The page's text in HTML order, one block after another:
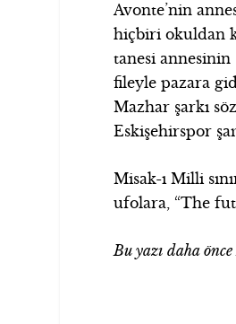
Avonte’nin
hiçbiri okuldan
tanesi annesinin
fileyle pazara
Mazhar şarkı
Eskişehirspor
Misak-ı Milli
ufolara, “The
Bu yazı daha önce